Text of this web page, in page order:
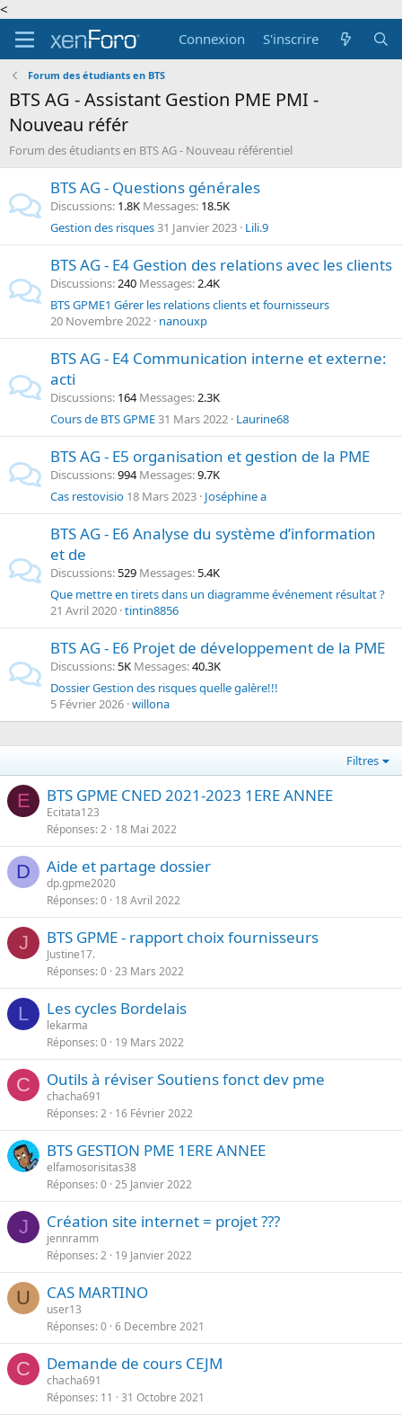
<
Connexion
S'inscrire
Forum des étudiants en BTS
BTS AG - Assistant Gestion PME PMI -
Nouveau référ
Forum des étudiants en BTS AG - Nouveau référentiel
BTS AG - Questions générales
Discussions 1.8K Messages 18.5K
Gestion des risques31 Janvier 2023 Lili.9
BTS AG - E4 Gestion des relations avec les clients
Discussions 240 Messages 2.4K
BTS GPME1 Gérer les relations clients et fournisseurs
20 Novembre 2022 nanouxp
BTS AG - E4 Communication interne et externe:
acti
Discussions 164 Messages 2.3K
Cours de BTS GPME31 Mars 2022 Laurine68
BTS AG - E5 organisation et gestion de la PME
Discussions 994 Messages 9.7K
Cas restovisio 18 Mars 2023 Joséphine a
BTS AG - E6 Analyse du système d’information
et de
Discussions 529 Messages 5.4K
Que mettre en tirets dans un diagramme événement résultat ?
21 Avril 2020 tintin8856
BTS AG - E6 Projet de développement de la PME
Discussions 5K Messages 40.3K
Dossier Gestion des risques quelle galère!!!
5 Février 2026 willona
Filtres
E BTS GPME CNED 2021-2023 1ERE ANNEE
Ecitata123
Réponses 2 18 Mai 2022
D Aide et partage dossier
dp.gpme2020
Réponses 0 18 Avril 2022
J BTS GPME - rapport choix fournisseurs
Justine17.
Réponses 0 23 Mars 2022
L Les cycles Bordelais
lekarma
Réponses 0 19 Mars 2022
C Outils à réviser Soutiens fonct dev pme
chacha691
Réponses 2 16 Février 2022
BTS GESTION PME 1ERE ANNEE
elfamosorisitas38
Réponses 0 25 Janvier 2022
J Création site internet = projet ???
jennramm
Réponses 2 19 Janvier 2022
U CAS MARTINO
user13
Réponses 0 6 Decembre 2021
C Demande de cours CEJM
chacha691
Réponses 11 31 Octobre 2021